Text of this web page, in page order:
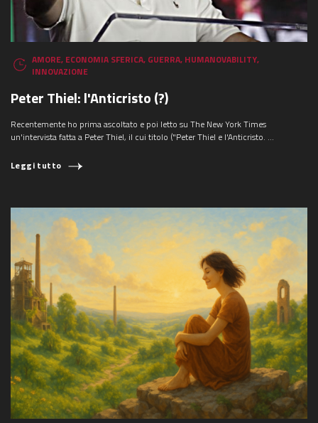
AMORE, ECONOMIA SFERICA, GUERRA, HUMANOVABILITY,
INNOVAZIONE
Peter Thiel: l'Anticristo (?)
Recentemente ho prima ascoltato e poi letto su The New York Times
un'intervista fatta a Peter Thiel, il cui titolo ("Peter Thiel e l'Anticristo. ...
Leggi tutto